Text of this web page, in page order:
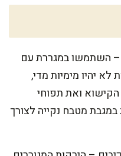
– השתמשו במגררת עם
לא יהיו מימיות מדי,
ואת תפוחי
מטבח נקייה לצורך